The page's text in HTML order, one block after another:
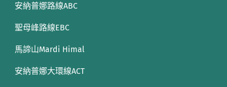
安納普娜路線ABC
聖母峰路線EBC
馬諦山Mardi Himal
安納普娜大環線ACT